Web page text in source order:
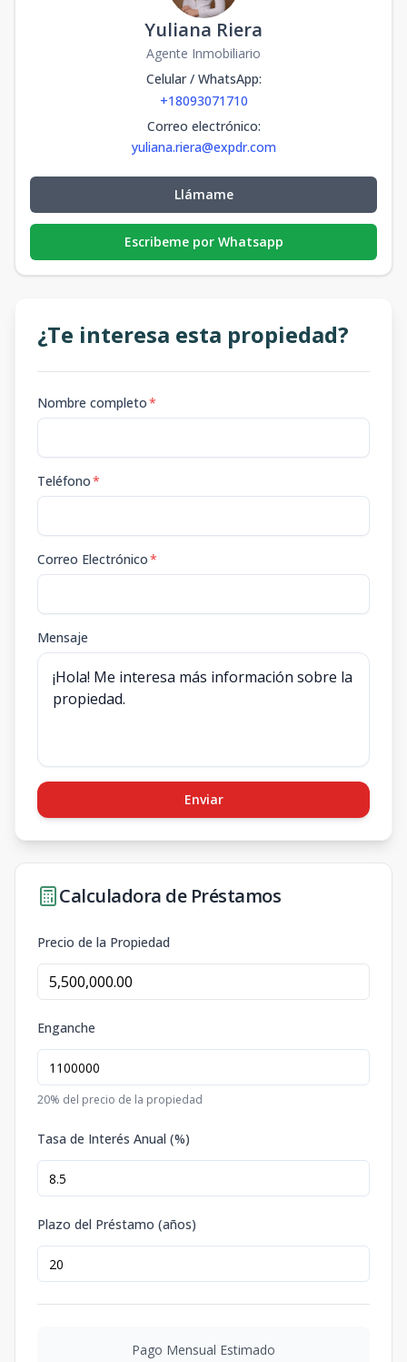
Yuliana Riera
Agente Inmobiliario
Celular / WhatsApp:
+18093071710
Correo electrónico:
yuliana.riera@expdr.com
Llámame
Escribeme por Whatsapp
¿Te interesa esta propiedad?
Nombre completo*
Teléfono*
Correo Electrónico*
Mensaje
Enviar
Calculadora de Préstamos
Precio de la Propiedad
Enganche
20% del precio de la propiedad
Tasa de Interés Anual (%)
Plazo del Préstamo (años)
Pago Mensual Estimado